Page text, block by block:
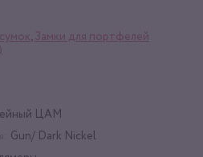
, Замки для портфелей
ЦАМ
Gun/ Dark Nickel